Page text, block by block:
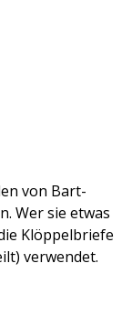
von Bart-
Wer sie etwas
Klöppelbriefe
verwendet.